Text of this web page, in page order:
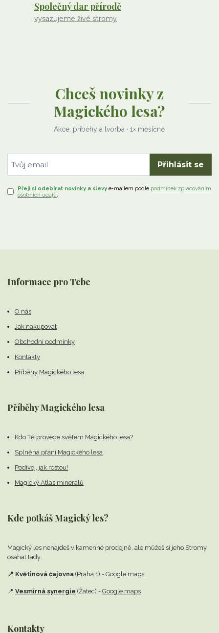
Společný dar přírodě
vysazujeme živé stromy
Chceš novinky z
Magického lesa?
Akce, příběhy a tvorba · 1× měsíčně
Přihlásit se
Přeji si odebírat novinky a slevy e-mailem podle podmínek zpracováním
osobních údajů.
Informace pro Tebe
O nás
Jak nakupovat
Obchodní podmínky
Kontakty
Příběhy Magického lesa
Příběhy Magického lesa
Kdo Tě provede světem Magického lesa?
Splněná přání Magického lesa
Podívej, jak rostou!
Magický Atlas minerálů
Kde potkáš Magický les?
Magický les nenajdeš v kamenné prodejně, ale můžeš si jeho Stromy
osahat tady:
📍 Květinová čajovna (Praha 1) - Google maps
📍 Vesmírná synergie (Žatec) - Google maps
Kontakty